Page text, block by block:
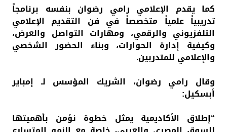
ﻛﻤﺎ ﻳﻘﺪم اﻹﻋﻼﻣﻲ راﻣﻲ رﺿﻮان ﺑﻨﻔﺴﻪ ﺑﺮﻧﺎﻣﺠﺎً
ﺗﺪرﻳﺒﻴﺎً ﻋﻠﻤﻴﺎً ﻣﺘﺨﺼﺼﺎً ﻓﻲ ﻓﻦ اﻟﺘﻘﺪﻳﻢ اﻹﻋﻼﻣﻲ
اﻟﺘﻠﻔﺰﻳﻮﻧﻲ واﻟﺮﻗﻤﻲ، وﻣﻬﺎرات اﻟﺘﻮاﺻﻞ واﻟﻌﺮض،
وﻛﻴﻔﻴﺔ إدارة اﻟﺤﻮارات، وﺑﻨﺎء اﻟﺤﻀﻮر اﻟﺸخصي
واﻹﻋﻼﻣﻲ ﻟﻠﻤﺘﺪربين.
وﻗﺎل راﻣﻲ رﺿﻮان، اﻟشرﻳﻚ اﻟﻤﺆﺳﺲ ﻟـ إﻣﺒﺎﻳﺮ
أﺑﺴﻜﻴﻞ:
“إﻃﻼق اﻷﻛﺎدﻳﻤﻴﺔ ﻳﻤﺜﻞ ﺧﻄﻮة ﻧﺆﻣﻦ ﺑﺄﻫﻤﻴﺘﻬﺎ